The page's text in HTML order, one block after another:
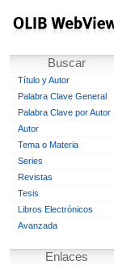
Buscar
Título y Autor
Palabra Clave General
Palabra Clave por Autor
Autor
Tema o Materia
Series
Revistas
Tesis
Libros Electrónicos
Avanzada
Enlaces